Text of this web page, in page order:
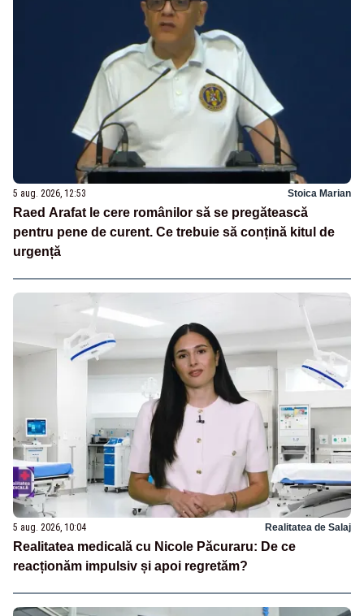
5 aug. 2026, 12:53 Stoica Marian
Raed Arafat le cere românilor să se pregătească
pentru pene de curent. Ce trebuie să conțină kitul de
urgență
5 aug. 2026, 10:04 Realitatea de Salaj
Realitatea medicală cu Nicole Păcuraru: De ce
reacționăm impulsiv și apoi regretăm?